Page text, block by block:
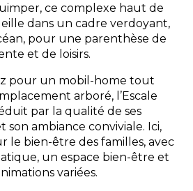
ce complexe haut de
dans un cadre verdoyant,
pour une parenthèse de
et de loisirs.
pour un mobil-home tout
arboré, l’Escale
par la qualité de ses
ambiance conviviale. Ici,
le bien-être des familles, avec
un espace bien-être et
variées.